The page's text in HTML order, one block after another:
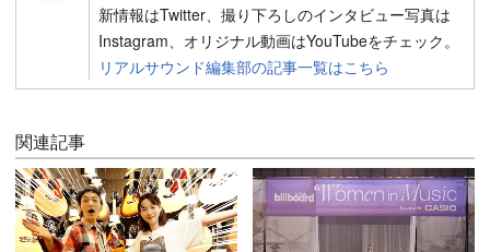
新情報はTwitter、撮り下ろしのインタビュー写真は
Instagram、オリジナル動画はYouTubeをチェック。
リアルサウンド編集部の記事一覧はこちら
関連記事